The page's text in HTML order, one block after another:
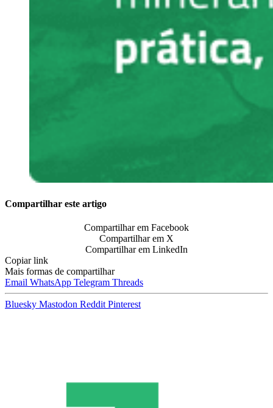
Compartilhar este artigo
Compartilhar em Facebook
Compartilhar em X
Compartilhar em LinkedIn
Copiar link
Mais formas de compartilhar
Email WhatsApp Telegram Threads
Bluesky Mastodon Reddit Pinterest